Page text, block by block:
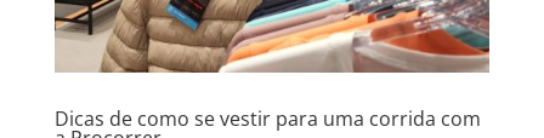
Dicas de como se vestir para uma corrida com